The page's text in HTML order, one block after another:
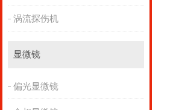
涡流探伤机
显微镜
偏光显微镜